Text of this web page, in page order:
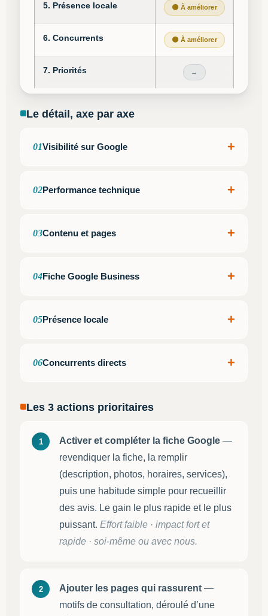
5. Présence locale 🟠 À améliorer
6. Concurrents 🟠 À améliorer
7. Priorités →
Le détail, axe par axe
01Visibilité sur Google +
02Performance technique +
03Contenu et pages +
04Fiche Google Business +
05Présence locale +
06Concurrents directs +
Les 3 actions prioritaires
1 Activer et compléter la fiche Google —
revendiquer la fiche, la remplir
(description, photos, horaires, services),
puis une habitude simple pour recueillir
des avis. Le gain le plus rapide et le plus
puissant. Effort faible · impact fort et
rapide · soi-même ou avec nous.
2 Ajouter les pages qui rassurent —
motifs de consultation, déroulé d’une